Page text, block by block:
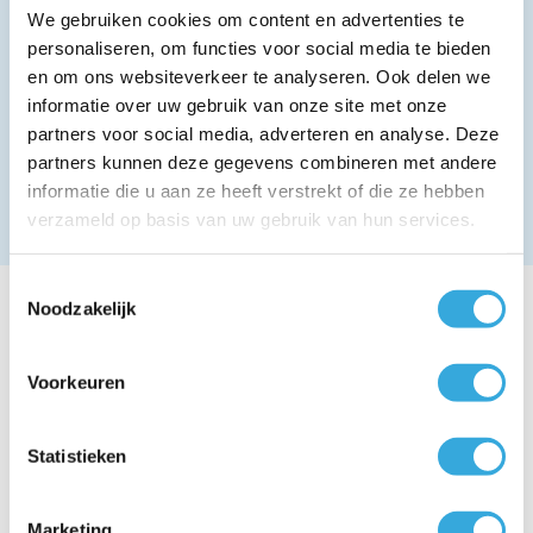
We gebruiken cookies om content en advertenties te
personaliseren, om functies voor social media te bieden
en om ons websiteverkeer te analyseren. Ook delen we
informatie over uw gebruik van onze site met onze
partners voor social media, adverteren en analyse. Deze
partners kunnen deze gegevens combineren met andere
informatie die u aan ze heeft verstrekt of die ze hebben
verzameld op basis van uw gebruik van hun services.
Noodzakelijk
Voorkeuren
Statistieken
Bedien jouw Sendo plafondcassette airco eenvoudig met de
meegeleverde afstandsbediening of koppel het systeem aan een
slimme thermostaat voor nog meer controle. Sommige modellen
ondersteunen zelfs WiFi-bediening, zodat je de temperatuur kunt
aanpassen via je smartphone of tablet, waar je ook bent.
Deze airco is geschikt voor de volgende ruimtes:​
Goed geïsoleerde woning : 160 M³
Minder goed geïsoleerde woning : 100 m³
Ga je een airco kopen? Dan moet deze natuurlijk nog worden
AircoGarant heb je twee opties:
Onze monteurs komen bij je langs en regelen de complete